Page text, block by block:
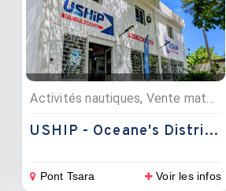
Activités nautiques, Vente matériel nautique
USHIP - Oceane's Distribution
Pont Tsara Voir les infos